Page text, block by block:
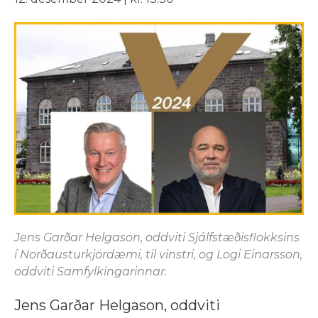
Jens Garðar Helgason, oddviti Sjálfstæðisflokksins
í Norðausturkjördæmi, til vinstri, og Logi Einarsson,
oddviti Samfylkingarinnar.
Jens Garðar Helgason, oddviti